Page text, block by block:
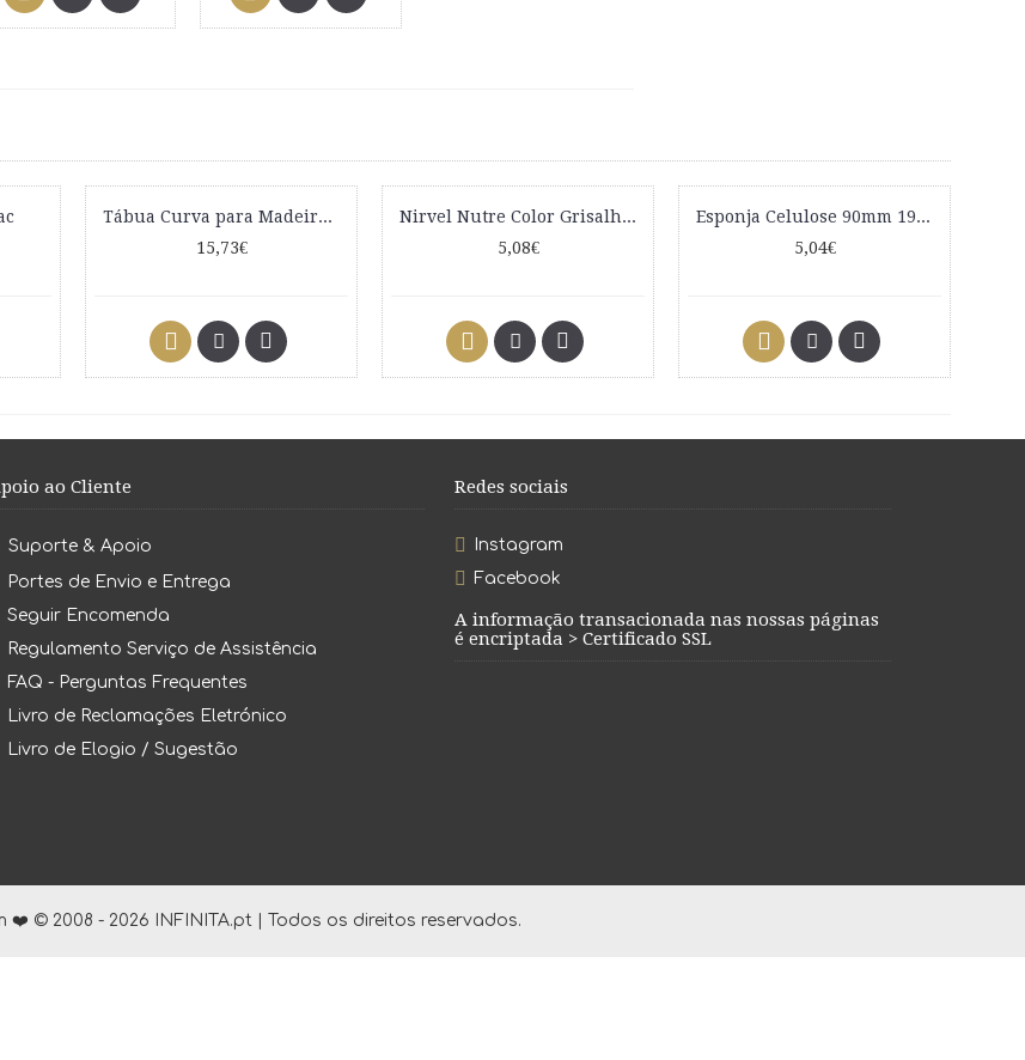
Tábua Curva para Madeiroterapia
15,73€
Nirvel Nutre Color Grisalho 200ml
5,08€
Esponja Celulose 90mm 1938 Eurostil 12 Unidades
5,04€
ao Cliente
Suporte & Apoio
Portes de Envio e Entrega
Seguir Encomenda
Regulamento Serviço de Assistência
FAQ - Perguntas Frequentes
Livro de Reclamações Eletrónico
Livro de Elogio / Sugestão
Redes sociais
Instagram
Facebook
A informação transacionada nas nossas páginas
é encriptada > Certificado SSL
❤️ © 2008 - 2026 INFINITA.pt | Todos os direitos reservados.